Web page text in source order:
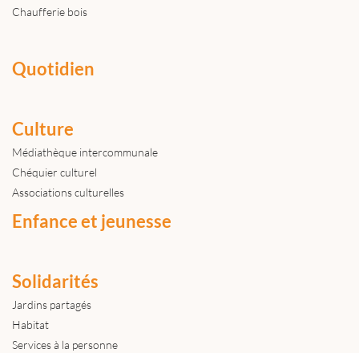
Chaufferie bois
Quotidien
Culture
Médiathèque intercommunale
Chéquier culturel
Associations culturelles
Enfance et jeunesse
Solidarités
Jardins partagés
Habitat
Services à la personne